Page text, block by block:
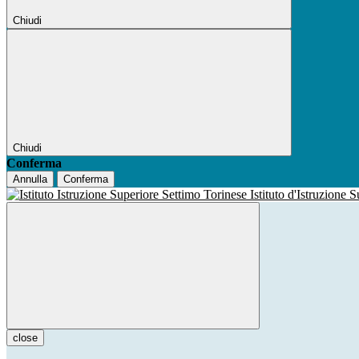
Chiudi
Chiudi
Conferma
Annulla Conferma
Istituto d'Istruzione
close